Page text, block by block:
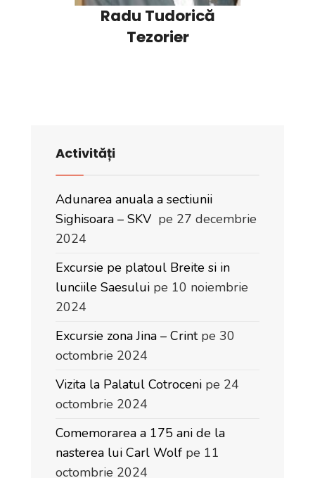
Radu Tudorică
Tezorier
Activități
Adunarea anuala a sectiunii
Sighisoara – SKV pe 27 decembrie
2024
Excursie pe platoul Breite si in
lunciile Saesului pe 10 noiembrie
2024
Excursie zona Jina – Crintpe 30
octombrie 2024
Vizita la Palatul Cotroceni pe 24
octombrie 2024
Comemorarea a 175 ani de la
nasterea lui Carl Wolf pe 11
octombrie 2024